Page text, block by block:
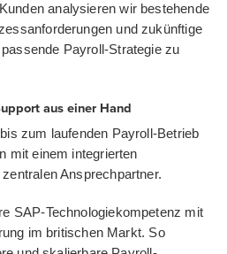
analysieren wir bestehende
und zukünftige
Payroll-Strategie zu
aus einer Hand
zum laufenden Payroll-Betrieb
mit einem integrierten
Ansprechpartner.
SAP-Technologiekompetenz mit
im britischen Markt. So